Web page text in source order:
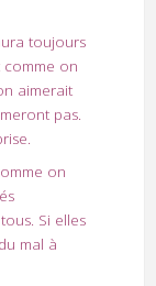
toujours
comme on
aimerait
pas.
on
Si elles
mal à